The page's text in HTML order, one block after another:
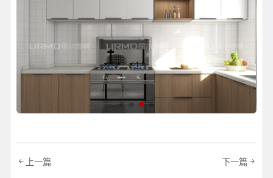
上一篇 下一篇